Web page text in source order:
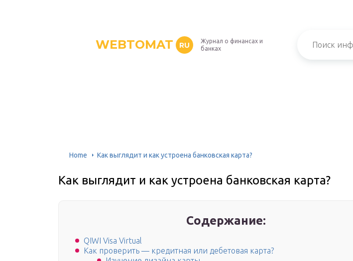
WEBTOMAT RU
Журнал о финансах и
банках
Home Как выглядит и как устроена банковская карта?
Как выглядит и как устроена банковская карта?
Содержание:
QIWI Visa Virtual
Как проверить — кредитная или дебетовая карта?